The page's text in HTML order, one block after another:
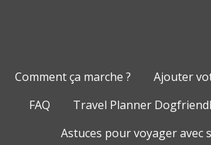
Comment ça marche ?
Ajouter
FAQ
Travel Planner
Astuces pour voyager avec